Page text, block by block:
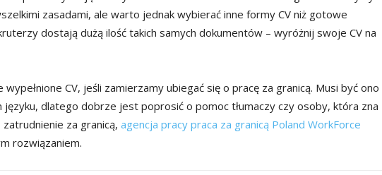
zasadami, ale warto jednak wybierać inne formy CV niż gotowe
dostają dużą ilość takich samych dokumentów – wyróżnij swoje CV na
CV, jeśli zamierzamy ubiegać się o pracę za granicą. Musi być ono
języku, dlatego dobrze jest poprosić o pomoc tłumaczy czy osoby, która zna
za granicą, agencja pracy praca za granicą Poland WorkForce
rozwiązaniem.